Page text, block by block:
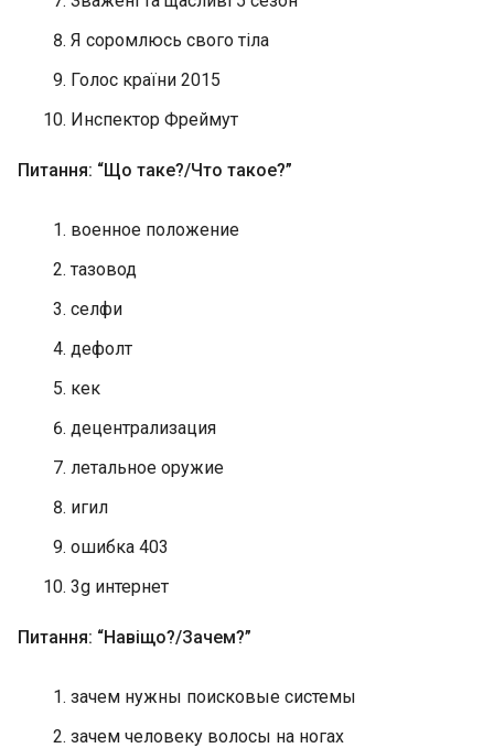
Я соромлюсь свого тіла
Голос країни 2015
Инспектор Фреймут
Питання: “Що таке?/Что такое?”
военное положение
тазовод
селфи
дефолт
кек
децентрализация
летальное оружие
игил
ошибка 403
3g интернет
Питання: “Навіщо?/Зачем?”
зачем нужны поисковые системы
зачем человеку волосы на ногах